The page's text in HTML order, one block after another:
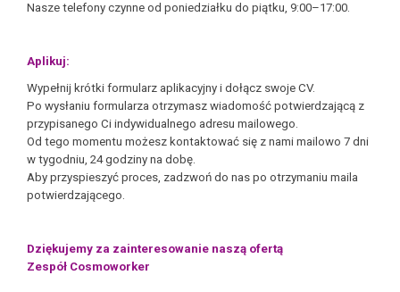
Nasze telefony czynne od poniedziałku do piątku, 9:00–17:00.
Aplikuj:
Wypełnij krótki formularz aplikacyjny i dołącz swoje CV.
Po wysłaniu formularza otrzymasz wiadomość potwierdzającą z
przypisanego Ci indywidualnego adresu mailowego.
Od tego momentu możesz kontaktować się z nami mailowo 7 dni
w tygodniu, 24 godziny na dobę.
Aby przyspieszyć proces, zadzwoń do nas po otrzymaniu maila
potwierdzającego.
Dziękujemy za zainteresowanie naszą ofertą
Zespół Cosmoworker